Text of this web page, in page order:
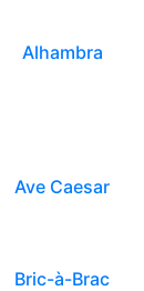
Alhambra
Ave Caesar
Bric-à-Brac